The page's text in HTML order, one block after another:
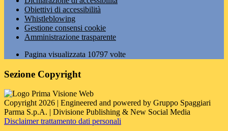
Obiettivi di accessibilità
Whistleblowing
Gestione consensi cookie
Amministrazione trasparente
Pagina visualizzata 10797 volte
Sezione Copyright
Copyright 2026 | Engineered and powered by Gruppo Spaggiari
Parma S.p.A. | Divisione Publishing & New Social Media
Disclaimer trattamento dati personali